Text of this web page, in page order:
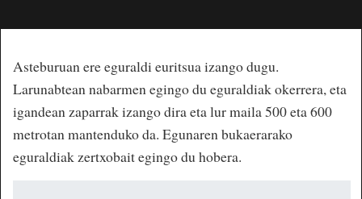
Asteburuan ere eguraldi euritsua izango dugu.
Larunabtean nabarmen egingo du eguraldiak okerrera, eta
igandean zaparrak izango dira eta lur maila 500 eta 600
metrotan mantenduko da. Egunaren bukaerarako
eguraldiak zertxobait egingo du hobera.